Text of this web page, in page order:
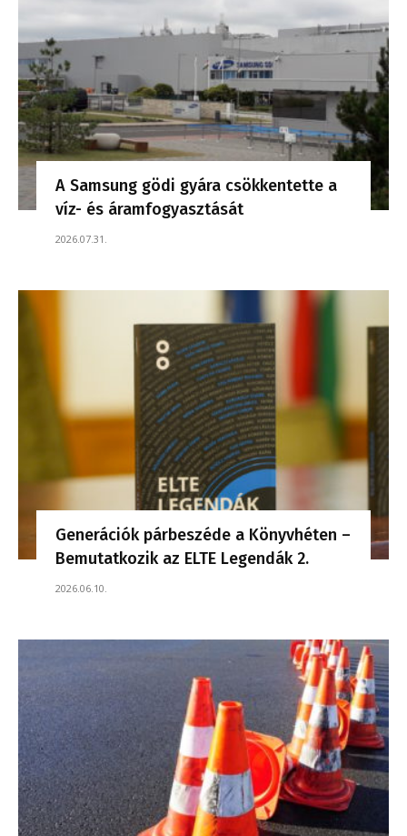
A Samsung gödi gyára csökkentette a
víz- és áramfogyasztását
2026.07.31.
Generációk párbeszéde a Könyvhéten –
Bemutatkozik az ELTE Legendák 2.
2026.06.10.